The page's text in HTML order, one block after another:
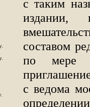
с таким
издании,
составом
по мере
с ведома